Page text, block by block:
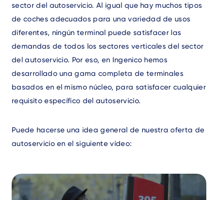
sector del autoservicio. Al igual que hay muchos tipos
de coches adecuados para una variedad de usos
diferentes, ningún terminal puede satisfacer las
demandas de todos los sectores verticales del sector
del autoservicio. Por eso, en Ingenico hemos
desarrollado una gama completa de terminales
basados en el mismo núcleo, para satisfacer cualquier
requisito específico del autoservicio.
Puede hacerse una idea general de nuestra oferta de
autoservicio en el siguiente vídeo: